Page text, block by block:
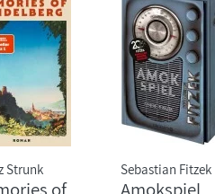
Strunk
of
Sebastian Fitzek
Amokspiel